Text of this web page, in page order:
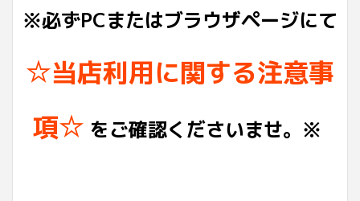
※必ずPCまたはブラウザページにて
☆当店利用に関する注意事
項☆ をご確認くださいませ。※